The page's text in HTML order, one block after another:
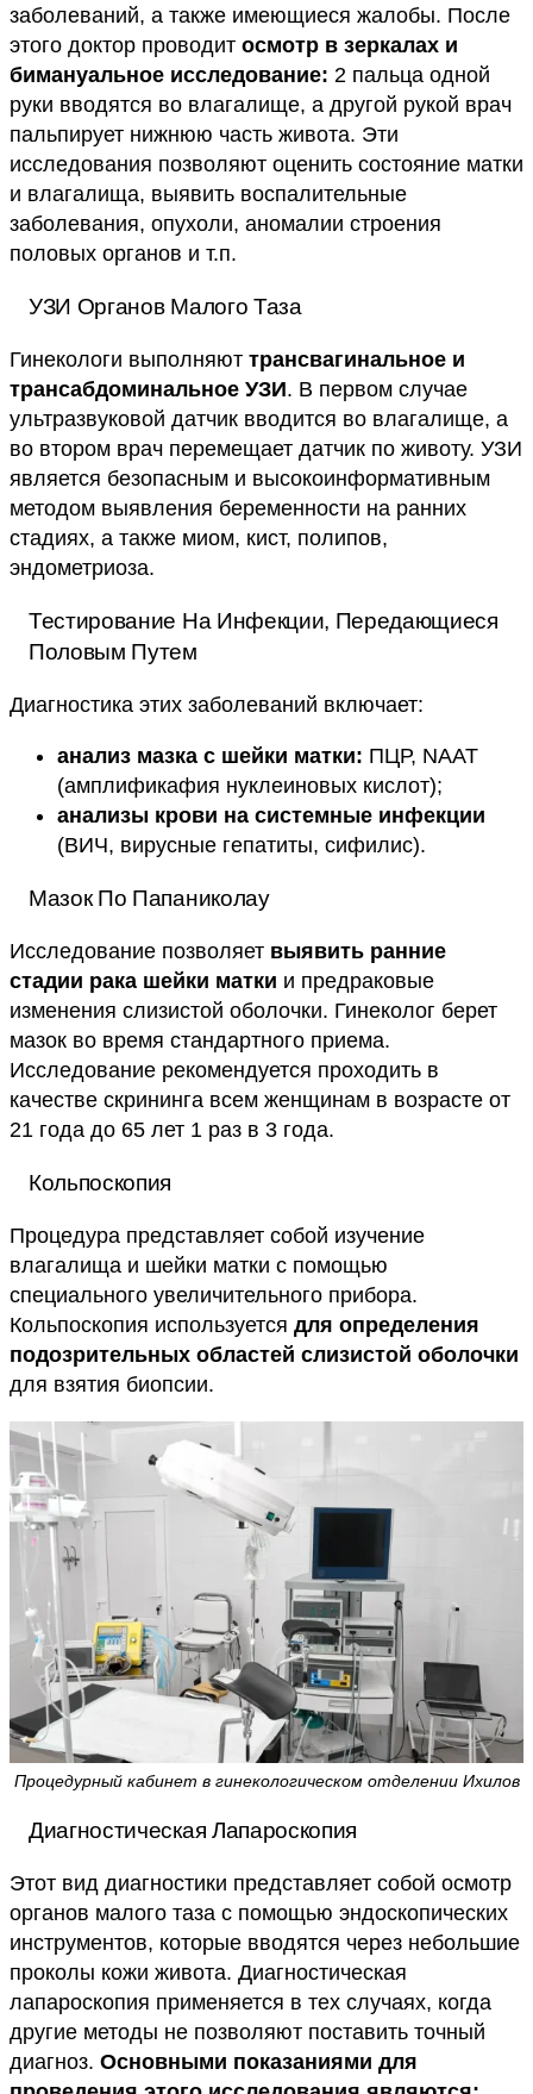
заболеваний, а также имеющиеся жалобы. После
этого доктор проводит осмотр в зеркалах и
бимануальное исследование: 2 пальца одной
руки вводятся во влагалище, а другой рукой врач
пальпирует нижнюю часть живота. Эти
исследования позволяют оценить состояние матки
и влагалища, выявить воспалительные
заболевания, опухоли, аномалии строения
половых органов и т.п.
УЗИ Органов Малого Таза
Гинекологи выполняют трансвагинальное и
трансабдоминальное УЗИ. В первом случае
ультразвуковой датчик вводится во влагалище, а
во втором врач перемещает датчик по животу. УЗИ
является безопасным и высокоинформативным
методом выявления беременности на ранних
стадиях, а также миом, кист, полипов,
эндометриоза.
Тестирование На Инфекции, Передающиеся
Половым Путем
Диагностика этих заболеваний включает:
анализ мазка с шейки матки: ПЦР, NAAT
(амплификафия нуклеиновых кислот);
анализы крови на системные инфекции
(ВИЧ, вирусные гепатиты, сифилис).
Мазок По Папаниколау
Исследование позволяет выявить ранние
стадии рака шейки матки и предраковые
изменения слизистой оболочки. Гинеколог берет
мазок во время стандартного приема.
Исследование рекомендуется проходить в
качестве скрининга всем женщинам в возрасте от
21 года до 65 лет 1 раз в 3 года.
Кольпоскопия
Процедура представляет собой изучение
влагалища и шейки матки с помощью
специального увеличительного прибора.
Кольпоскопия используется для определения
подозрительных областей слизистой оболочки
для взятия биопсии.
Процедурный кабинет в гинекологическом отделении Ихилов
Диагностическая Лапароскопия
Этот вид диагностики представляет собой осмотр
органов малого таза с помощью эндоскопических
инструментов, которые вводятся через небольшие
проколы кожи живота. Диагностическая
лапароскопия применяется в тех случаях, когда
другие методы не позволяют поставить точный
диагноз. Основными показаниями для